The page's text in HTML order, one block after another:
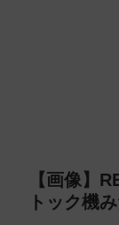
【画像】
トック機